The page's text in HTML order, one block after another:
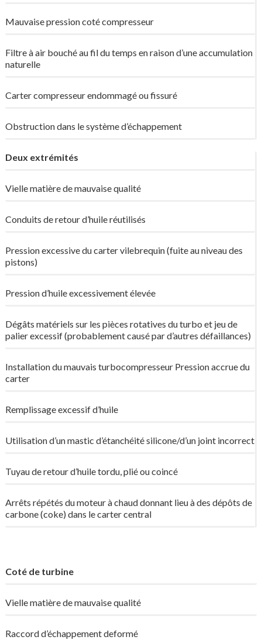
Mauvaise pression coté compresseur
Filtre à air bouché au fil du temps en raison d’une accumulation
naturelle
Carter compresseur endommagé ou fissuré
Obstruction dans le système d’échappement
Deux extrémités
Vielle matière de mauvaise qualité
Conduits de retour d’huile réutilisés
Pression excessive du carter vilebrequin (fuite au niveau des
pistons)
Pression d’huile excessivement élevée
Dégâts matériels sur les pièces rotatives du turbo et jeu de
palier excessif (probablement causé par d’autres défaillances)
Installation du mauvais turbocompresseur Pression accrue du
carter
Remplissage excessif d’huile
Utilisation d’un mastic d’étanchéité silicone/d’un joint incorrect
Tuyau de retour d’huile tordu, plié ou coincé
Arrêts répétés du moteur à chaud donnant lieu à des dépôts de
carbone (coke) dans le carter central
Coté de turbine
Vielle matière de mauvaise qualité
Raccord d’échappement deformé